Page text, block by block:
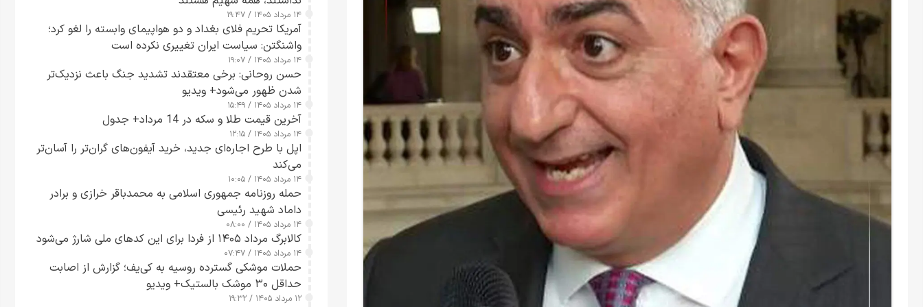
۱۴ مرداد ۱۴۰۵ / ۱۹:۴۷
آمریکا تحریم فلای بغداد و دو هواپیمای وابسته را لغو کرد؛
واشنگتن: سیاست ایران تغییری نکرده است
۱۴ مرداد ۱۴۰۵ / ۱۹:۰۷
حسن روحانی: برخی معتقدند تشدید جنگ باعث نزدیک‌تر
شدن ظهور می‌شود+ ویدیو
۱۴ مرداد ۱۴۰۵ / ۱۵:۴۹
آخرین قیمت طلا و سکه در 14 مرداد+ جدول
۱۴ مرداد ۱۴۰۵ / ۱۲:۱۵
اپل با طرح اجاره‌ای جدید، خرید آیفون‌های گران‌تر را آسان‌تر
می‌کند
۱۴ مرداد ۱۴۰۵ / ۱۰:۰۵
حمله روزنامه جمهوری اسلامی به محمدباقر خرازی و برادر
داماد شهید رئیسی
۱۴ مرداد ۱۴۰۵ / ۰۸:۰۰
کالابرگ مرداد ۱۴۰۵ از فردا برای این کدهای ملی شارژ می‌شود
۱۴ مرداد ۱۴۰۵ / ۰۷:۴۷
حملات موشکی گسترده روسیه به کی‌یف؛ گزارش از اصابت
حداقل ۳۰ موشک بالستیک+ ویدیو
۱۲ مرداد ۱۴۰۵ / ۱۹:۳۲